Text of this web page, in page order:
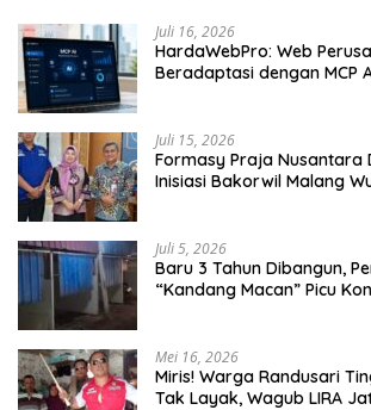
Juli 16, 2026
HardaWebPro: Web
Beradaptasi dengan MCP
Juli 15, 2026
Formasy Praja Nusantara
Inisiasi Bakorwil Malang
Juli 5, 2026
Baru 3 Tahun Dibangun,
“Kandang Macan” Picu
Mei 16, 2026
Miris! Warga Randusari
Tak Layak, Wagub LIRA